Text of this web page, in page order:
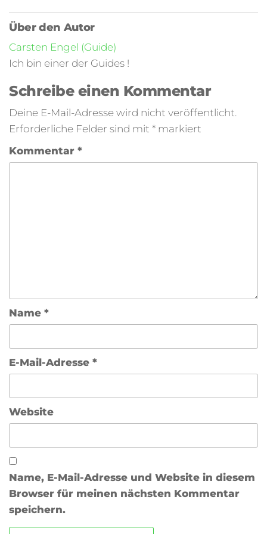
Über den Autor
Carsten Engel (Guide)
Ich bin einer der Guides !
Schreibe einen Kommentar
Deine E-Mail-Adresse wird nicht veröffentlicht.
Erforderliche Felder sind mit * markiert
Kommentar *
Name *
E-Mail-Adresse *
Website
Name, E-Mail-Adresse und Website in diesem
Browser für meinen nächsten Kommentar
speichern.